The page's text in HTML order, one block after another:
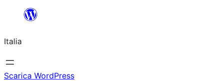
contenuto
Italia
Scarica WordPress